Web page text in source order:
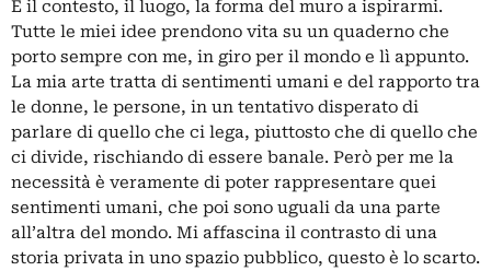
È il contesto, il luogo, la forma del muro a ispirarmi.
Tutte le miei idee prendono vita su un quaderno che
porto sempre con me, in giro per il mondo e lì appunto.
La mia arte tratta di sentimenti umani e del rapporto tra
le donne, le persone, in un tentativo disperato di
parlare di quello che ci lega, piuttosto che di quello che
ci divide, rischiando di essere banale. Però per me la
necessità è veramente di poter rappresentare quei
sentimenti umani, che poi sono uguali da una parte
all’altra del mondo. Mi affascina il contrasto di una
storia privata in uno spazio pubblico, questo è lo scarto.